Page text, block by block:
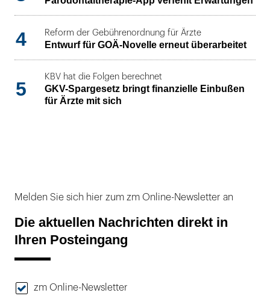
4 Reform der Gebührenordnung für Ärzte
Entwurf für GOÄ-Novelle erneut überarbeitet
5
KBV hat die Folgen berechnet
GKV-Spargesetz bringt finanzielle Einbußen
für Ärzte mit sich
Melden Sie sich hier zum zm Online-Newsletter an
Die aktuellen Nachrichten direkt in
Ihren Posteingang
zm Online-Newsletter